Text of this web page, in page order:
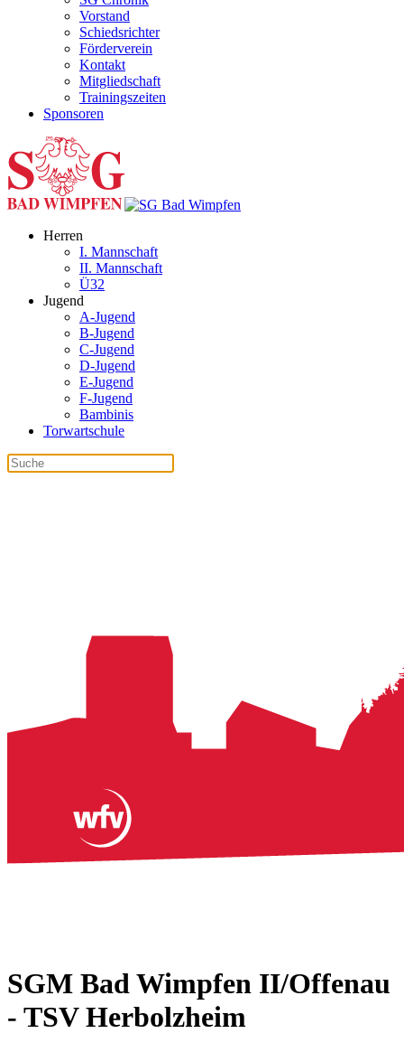
Vorstand
Schiedsrichter
Förderverein
Kontakt
Mitgliedschaft
Trainingszeiten
Sponsoren
Herren
I. Mannschaft
II. Mannschaft
Ü32
Jugend
A-Jugend
B-Jugend
C-Jugend
D-Jugend
E-Jugend
F-Jugend
Bambinis
Torwartschule
SGM Bad Wimpfen II/Offenau
- TSV Herbolzheim